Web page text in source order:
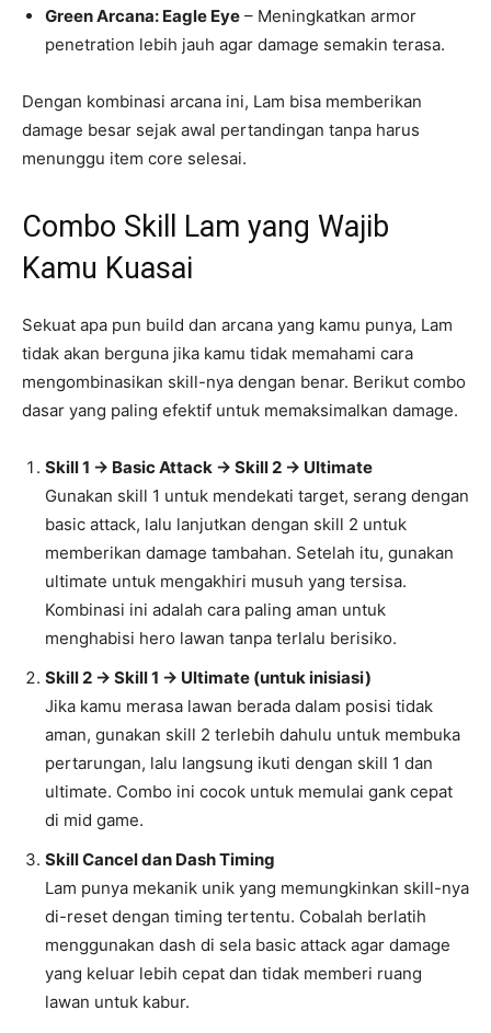
Green Arcana: Eagle Eye – Meningkatkan armor
penetration lebih jauh agar damage semakin terasa.
Dengan kombinasi arcana ini, Lam bisa memberikan
damage besar sejak awal pertandingan tanpa harus
menunggu item core selesai.
Combo Skill Lam yang Wajib
Kamu Kuasai
Sekuat apa pun build dan arcana yang kamu punya, Lam
tidak akan berguna jika kamu tidak memahami cara
mengombinasikan skill-nya dengan benar. Berikut combo
dasar yang paling efektif untuk memaksimalkan damage.
Skill 1 → Basic Attack → Skill 2 → Ultimate
Gunakan skill 1 untuk mendekati target, serang dengan
basic attack, lalu lanjutkan dengan skill 2 untuk
memberikan damage tambahan. Setelah itu, gunakan
ultimate untuk mengakhiri musuh yang tersisa.
Kombinasi ini adalah cara paling aman untuk
menghabisi hero lawan tanpa terlalu berisiko.
Skill 2 → Skill 1 → Ultimate (untuk inisiasi)
Jika kamu merasa lawan berada dalam posisi tidak
aman, gunakan skill 2 terlebih dahulu untuk membuka
pertarungan, lalu langsung ikuti dengan skill 1 dan
ultimate. Combo ini cocok untuk memulai gank cepat
di mid game.
Skill Cancel dan Dash Timing
Lam punya mekanik unik yang memungkinkan skill-nya
di-reset dengan timing tertentu. Cobalah berlatih
menggunakan dash di sela basic attack agar damage
yang keluar lebih cepat dan tidak memberi ruang
lawan untuk kabur.